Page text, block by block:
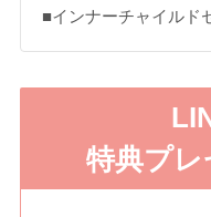
■インナーチャイルド
特典プレ